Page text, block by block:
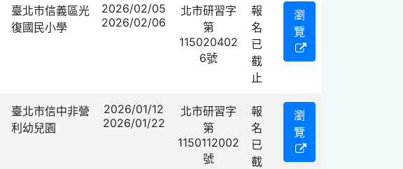
臺北市信義區光
復國民小學
2026/02/05
2026/02/06
北市研習字
第
115020402
6號
報
名
已
截
止
瀏
覽
臺北市信中非營
利幼兒園
2026/01/12
2026/01/22
北市研習字
第
1150112002
號
報
名
已
截
瀏
覽